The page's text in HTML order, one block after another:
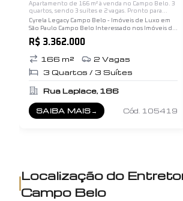
Apartamento de 166 m² à venda no Campo Belo. 3
quartos, sendo 3 suítes e 2 vagas. Pronto para
morar.
Cyrela Legacy Campo Belo - Imóveis de Luxo em
São Paulo Campo Belo Interessado nos Imóveis de
Luxo? O Condomínio Legacy Campo Belo é um
empreendimento residencial localizado no
R$ 3.362.000
166 m² 2 Vagas
3 Quartos / 3 Suítes
Rua Laplace, 186
SAIBA MAIS
SOBRECYRELA LEGACY
→ Cód. 105419
Localização do
Campo Belo